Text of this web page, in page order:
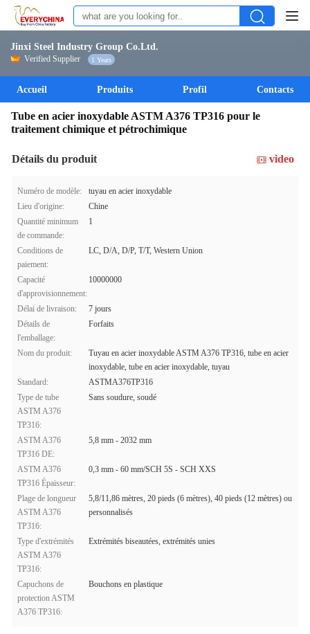
Jinxi Steel Industry Group Co.Ltd.
Verified Supplier 1 Years
Accueil Produits Profil Contacts
Tube en acier inoxydable ASTM A376 TP316 pour le
traitement chimique et pétrochimique
Détails du produit video
Numéro de modèle:
tuyau en acier inoxydable
Lieu d'origine:
Chine
Quantité minimum
de commande:
1
Conditions de
paiement:
LC, D/A, D/P, T/T, Western Union
Capacité
d'approvisionnement:
10000000
Délai de livraison:
7 jours
Détails de
l'emballage:
Forfaits
Nom du produit:
Tuyau en acier inoxydable ASTM A376 TP316, tube en acier
inoxydable, tube en acier inoxydable, tuyau
Standard:
ASTMA376TP316
Type de tube
ASTM A376
TP316:
Sans soudure, soudé
ASTM A376
TP316 DE:
5,8 mm - 2032 mm
ASTM A376
TP316 Épaisseur:
0,3 mm - 60 mm/SCH 5S - SCH XXS
Plage de longueur
ASTM A376
TP316:
5,8/11,86 mètres, 20 pieds (6 mètres), 40 pieds (12 mètres) ou
personnalisés
Type d'extrémités
ASTM A376
TP316:
Extrémités biseautées, extrémités unies
Capuchons de
protection ASTM
A376 TP316:
Bouchons en plastique